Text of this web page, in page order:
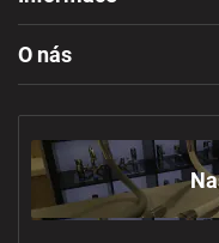
Ochrana osobních údajů
O nás